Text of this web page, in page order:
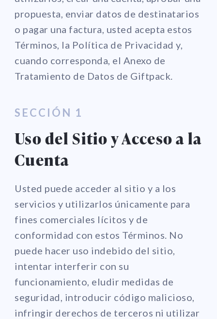
propuesta, enviar datos de destinatarios
o pagar una factura, usted acepta estos
Términos, la Política de Privacidad y,
cuando corresponda, el Anexo de
Tratamiento de Datos de Giftpack.
SECCIÓN 1
Uso del Sitio y Acceso a la
Cuenta
Usted puede acceder al sitio y a los
servicios y utilizarlos únicamente para
fines comerciales lícitos y de
conformidad con estos Términos. No
puede hacer uso indebido del sitio,
intentar interferir con su
funcionamiento, eludir medidas de
seguridad, introducir código malicioso,
infringir derechos de terceros ni utilizar